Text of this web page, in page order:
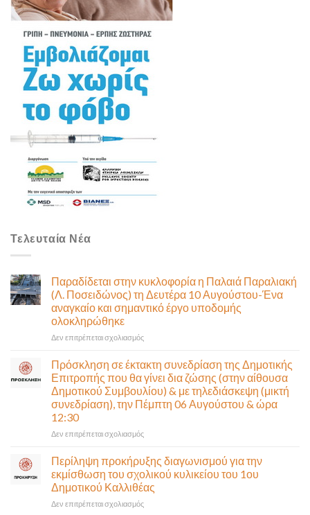
Τελευταία Νέα
Παραδίδεται στην κυκλοφορία η Παλαιά Παραλιακή
(Λ. Ποσειδώνος) τη Δευτέρα 10 Αυγούστου-Ένα
αναγκαίο και σημαντικό έργο υποδομής
ολοκληρώθηκε
Δεν επιτρέπεται σχολιασμόςστο
κυκλοφορία
η
Παλαιά
Παραλιακή
10
Αυγούστου-
Ένα
αναγκαίο
Πρόσκληση σε έκτακτη συνεδρίαση της Δημοτικής
Επιτροπής που θα γίνει δια ζώσης (στην αίθουσα
Δημοτικού Συμβουλίου) & με τηλεδιάσκεψη (μικτή
συνεδρίαση), την Πέμπτη 06 Αυγούστου & ώρα
12:30
Δεν επιτρέπεται σχολιασμόςστο
σε
έκτακτη
συνεδρίαση
της
Δημοτικής
Περίληψη προκήρυξης διαγωνισμού για την
εκμίσθωση του σχολικού κυλικείου του 1ου
Δημοτικού Καλλιθέας
Δεν επιτρέπεται σχολιασμόςστο